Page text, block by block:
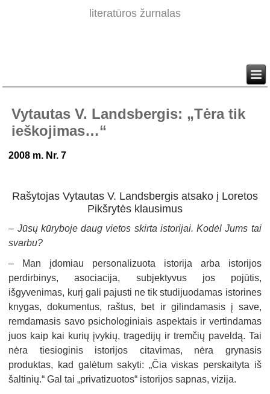
literatūros žurnalas
Vytautas V. Landsbergis: „Tėra tik
ieškojimas…“
2008 m. Nr. 7
Rašytojas Vytautas V. Landsbergis atsako į Loretos
Pikšrytės klausimus
– Jūsų kūryboje daug vietos skirta istorijai. Kodėl Jums tai
svarbu?
– Man įdomiau personalizuota istorija arba istorijos
perdirbinys, asociacija, subjektyvus jos pojūtis,
išgyvenimas, kurį gali pajusti ne tik studijuodamas istorines
knygas, dokumentus, raštus, bet ir gilindamasis į save,
remdamasis savo psichologiniais aspektais ir vertindamas
juos kaip kai kurių įvykių, tragedijų ir tremčių paveldą. Tai
nėra tiesioginis istorijos citavimas, nėra grynasis
produktas, kad galėtum sakyti: „Čia viskas perskaityta iš
šaltinių.“ Gal tai „privatizuotos“ istorijos sapnas, vizija.